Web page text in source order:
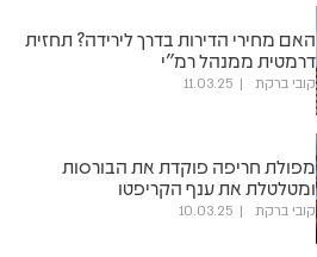
האם מחירי הדירות בדרך לירידה? תחזית
דרמטית ממנהל רמ"י
קובי ברקת 11.03.25
מפולת חריפה פוקדת את הבורסות
ומטלטלת את ענף הקריפטו
קובי ברקת 10.03.25